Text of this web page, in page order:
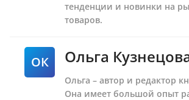
тенденции и новинки на
товаров.
ОК Ольга
Ольга – автор и редактор
Она имеет большой опыт